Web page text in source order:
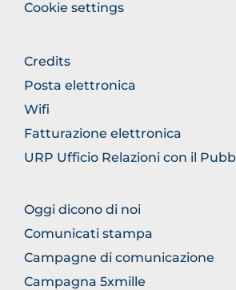
Cookie settings
BROWSE
THE
SECTION
Credits
Posta elettronica
Wifi
Fatturazione elettronica
URP Ufficio Relazioni con il
BROWSE
THE
SECTION
Oggi dicono di noi
Comunicati stampa
Campagne di comunicazione
Campagna 5xmille